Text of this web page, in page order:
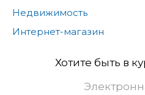
Недвижимость
Интернет-магазин
Хотите быть в